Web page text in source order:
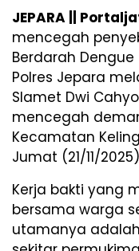
JEPARA ||
mencegah
Berdarah Dengue
Polres Jepara
Slamet Dwi
mencegah
Kecamatan
Jumat (21/11/
Kerja bakti yang
bersama warga
utamanya